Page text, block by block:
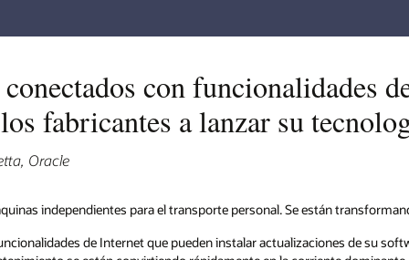
de Internet que
la mercado
en ecosistemas digitales.
su software a bordo para la seguridad, la